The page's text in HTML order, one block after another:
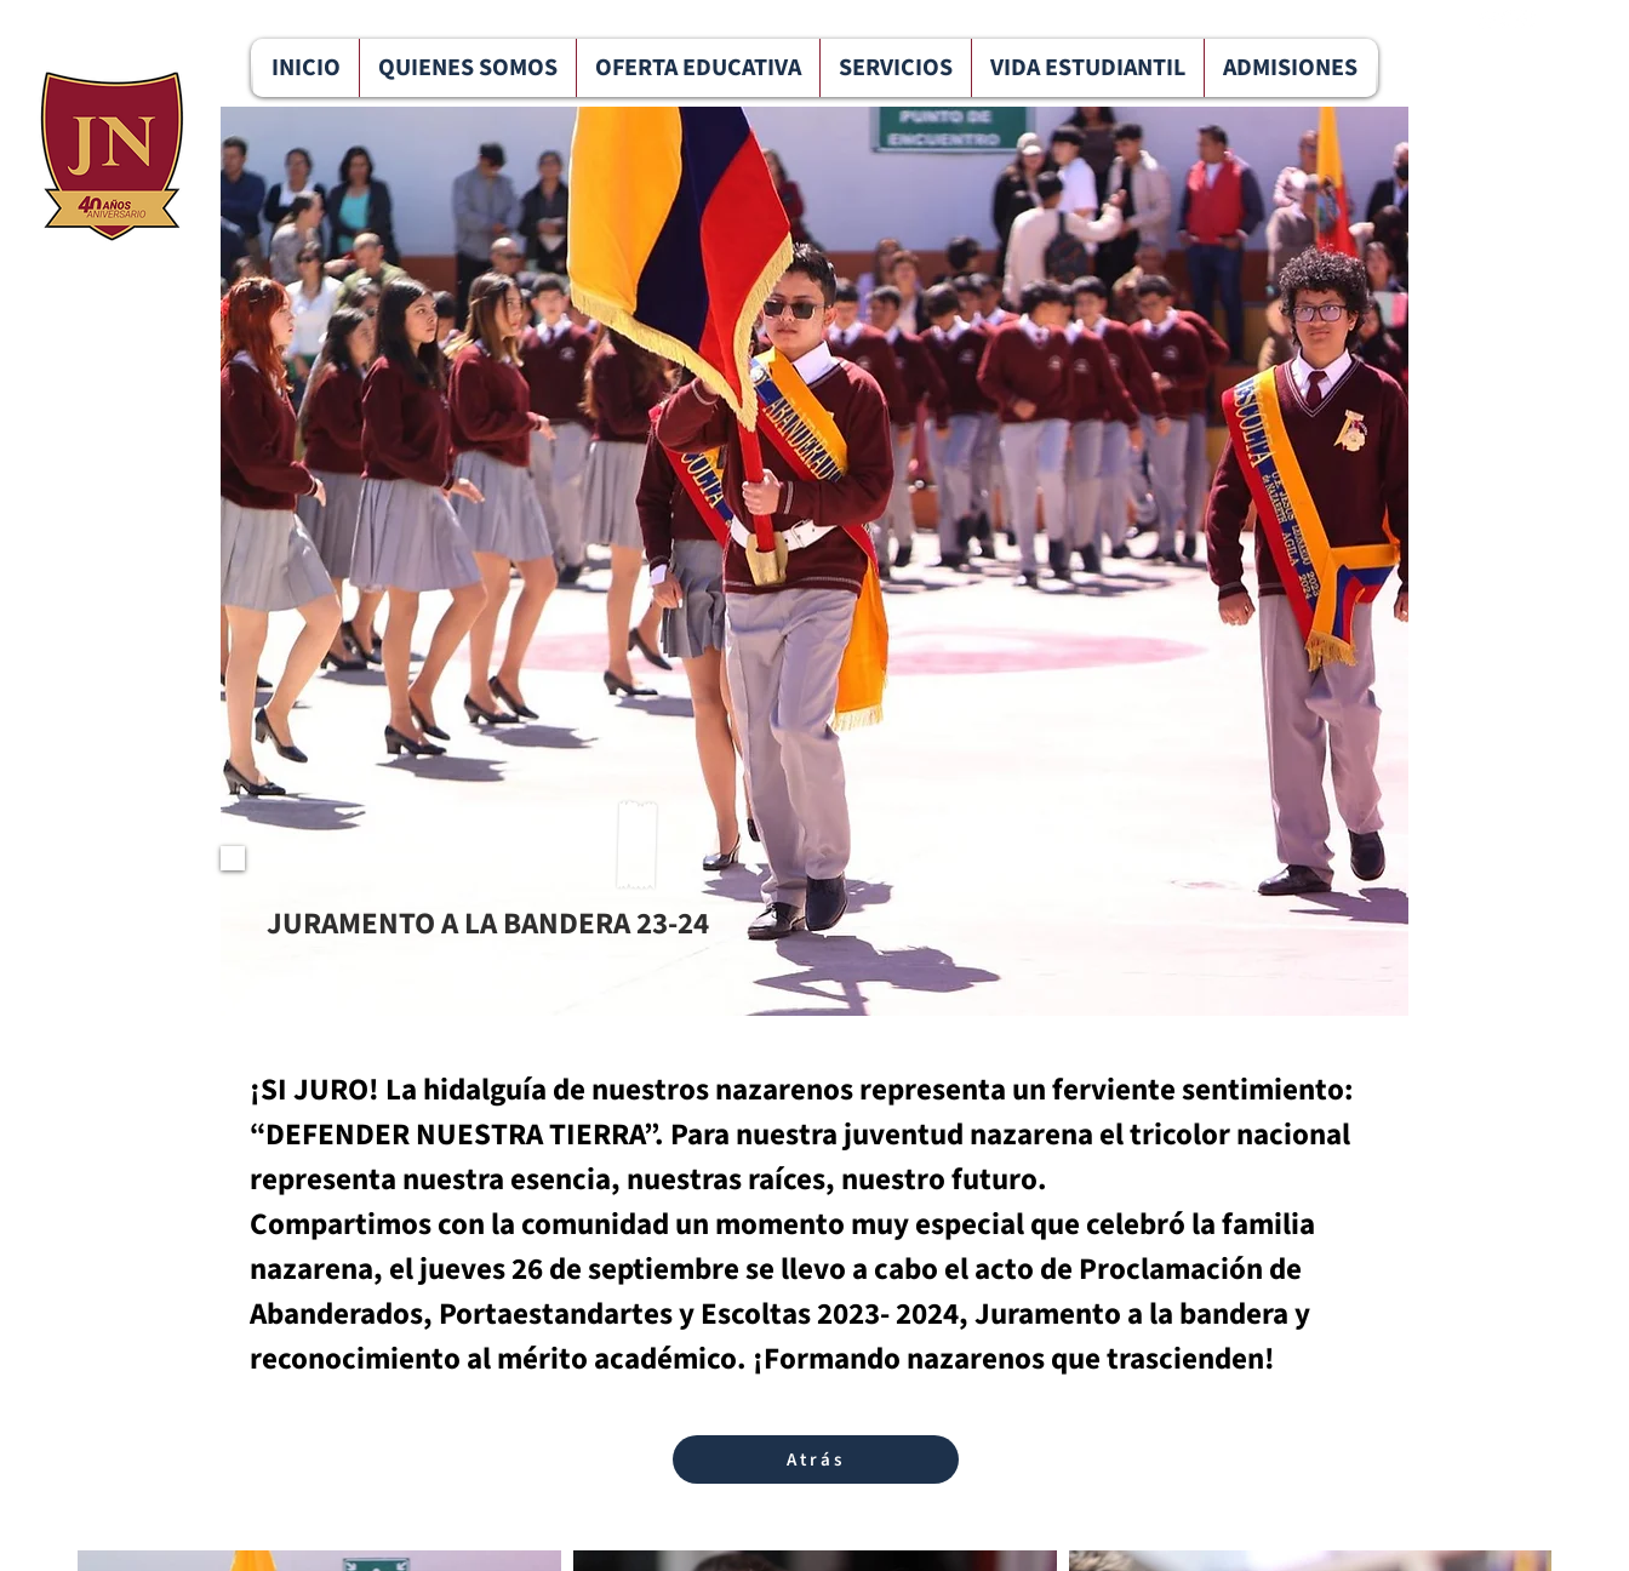
INICIO QUIENES SOMOS OFERTA EDUCATIVA SERVICIOS VIDA ESTUDIANTIL ADMISIONES
JURAMENTO A LA BANDERA 23-24
¡SI JURO! La hidalguía de nuestros nazarenos representa un ferviente sentimiento:
“DEFENDER NUESTRA TIERRA”. Para nuestra juventud nazarena el tricolor nacional
representa nuestra esencia, nuestras raíces, nuestro futuro.
Compartimos con la comunidad un momento muy especial que celebró la familia
nazarena, el jueves 26 de septiembre se llevo a cabo el acto de Proclamación de
Abanderados, Portaestandartes y Escoltas 2023- 2024, Juramento a la bandera y
reconocimiento al mérito académico. ¡Formando nazarenos que trascienden!
Atrás